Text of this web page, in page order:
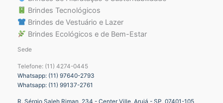
Brindes Tecnológicos
Brindes de Vestuário e Lazer
Brindes Ecológicos e de Bem-Estar
Sede
Telefone: (11) 4274-0445
Whatsapp: (11) 97640-2793
Whatsapp: (11) 99137-2761